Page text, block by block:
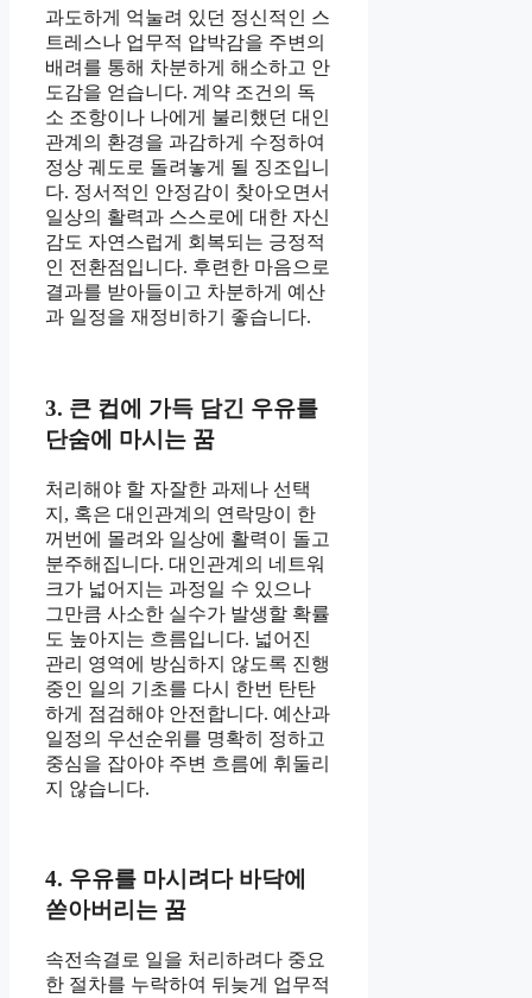
과도하게 억눌려 있던 정신적인 스
트레스나 업무적 압박감을 주변의
배려를 통해 차분하게 해소하고 안
도감을 얻습니다. 계약 조건의 독
소 조항이나 나에게 불리했던 대인
관계의 환경을 과감하게 수정하여
정상 궤도로 돌려놓게 될 징조입니
다. 정서적인 안정감이 찾아오면서
일상의 활력과 스스로에 대한 자신
감도 자연스럽게 회복되는 긍정적
인 전환점입니다. 후련한 마음으로
결과를 받아들이고 차분하게 예산
과 일정을 재정비하기 좋습니다.
3. 큰 컵에 가득 담긴 우유를
단숨에 마시는 꿈
처리해야 할 자잘한 과제나 선택
지, 혹은 대인관계의 연락망이 한
꺼번에 몰려와 일상에 활력이 돌고
분주해집니다. 대인관계의 네트워
크가 넓어지는 과정일 수 있으나
그만큼 사소한 실수가 발생할 확률
도 높아지는 흐름입니다. 넓어진
관리 영역에 방심하지 않도록 진행
중인 일의 기초를 다시 한번 탄탄
하게 점검해야 안전합니다. 예산과
일정의 우선순위를 명확히 정하고
중심을 잡아야 주변 흐름에 휘둘리
지 않습니다.
4. 우유를 마시려다 바닥에
쏟아버리는 꿈
속전속결로 일을 처리하려다 중요
한 절차를 누락하여 뒤늦게 업무적